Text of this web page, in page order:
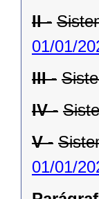
II -
01/01/
III -
IV -
V -
01/01/